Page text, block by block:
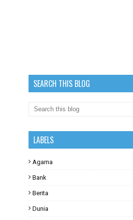
SEARCH THIS BLOG
LABELS
Agama
Bank
Berita
Dunia